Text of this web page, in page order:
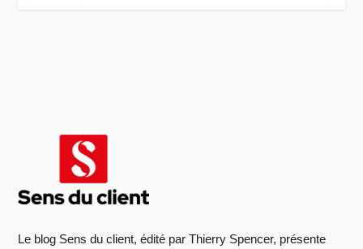
Le blog Sens du client, édité par Thierry Spencer, présente